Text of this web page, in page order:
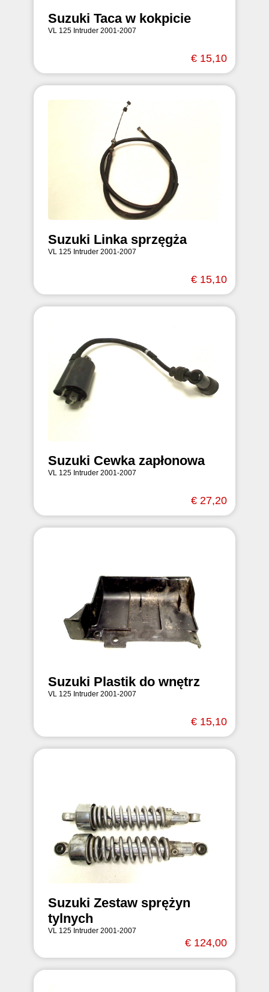
Suzuki Taca w kokpicie
VL 125 Intruder 2001-2007
€ 15,10
Suzuki Linka sprzęgża
VL 125 Intruder 2001-2007
€ 15,10
Suzuki Cewka zapłonowa
VL 125 Intruder 2001-2007
€ 27,20
Suzuki Plastik do wnętrz
VL 125 Intruder 2001-2007
€ 15,10
Suzuki Zestaw sprężyn
tylnych
VL 125 Intruder 2001-2007
€ 124,00